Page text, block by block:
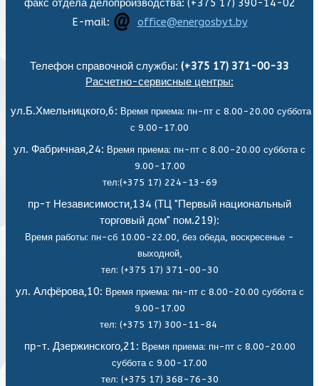
факс отдела делопроизводства: (+375 17) 390-14-02
E-mail:
office@energosbyt.by
Телефон справочной службы: (+375 17) 371-00-33
Расчетно-сервисные центры:
ул.Б.Хмельницкого,6: Время приема: пн-пт с 8.00-20.00 суббота
с 9.00-17.00
ул. Фабричная,24: Время приема: пн-пт с 8.00-20.00 суббота с
9.00-17.00
тел:(+375 17) 224-13-69
пр-т Независимости,134 (ТЦ "Первый национальный
торговый дом" пом.219):
Время работы: пн-сб 10.00-22.00, без обеда, воскресенье -
выходной,
тел: (+375 17) 371-00-30
ул. Алфёрова,10: Время приема: пн-пт с 8.00-20.00 суббота с
9.00-17.00
тел: (+375 17) 300-11-84
пр-т. Дзержинского,21: Время приема: пн-пт с 8.00-20.00
суббота с 9.00-17.00
тел: (+375 17) 368-76-30